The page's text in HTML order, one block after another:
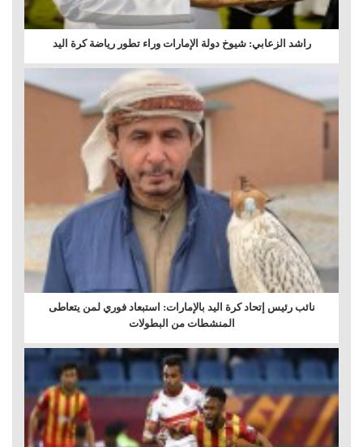
راشد الزعابي: شيوخ دولة الإمارات وراء تطور رياضة كرة اليد
نائب رئيس إتحاد كرة اليد بالإمارات: استبعاد فوري لمن يتعاطى
المنشطات من البطولات